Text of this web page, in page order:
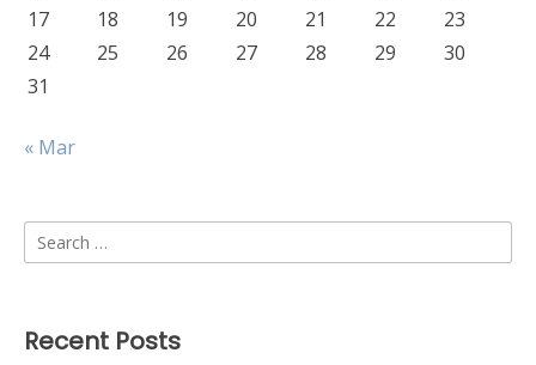
17
18 19 20 21 22
23
24
25 26 27 28 29
30
31
« Mar
Search
for:
Recent Posts